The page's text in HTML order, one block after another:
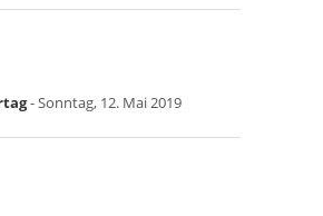
- Sonntag, 12. Mai 2019